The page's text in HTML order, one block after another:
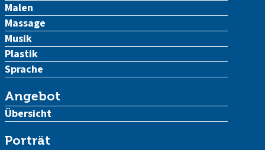
Malen
Massage
Musik
Plastik
Sprache
Angebot
Übersicht
Porträt